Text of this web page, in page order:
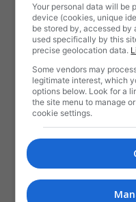
Your personal data will be
device (cookies, unique
be stored by, accessed by
used specifically by this
precise geolocation data.
Some vendors may
legitimate interest, which
options below. Look for a
the site menu to manage
cookie settings.